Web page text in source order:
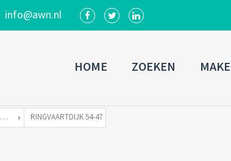
info@awn.nl
HOME ZOEKEN
RINGVAARTDIJK 54 TE 1066 DE AMSTERDAM RINGVAARTDIJK 54-47